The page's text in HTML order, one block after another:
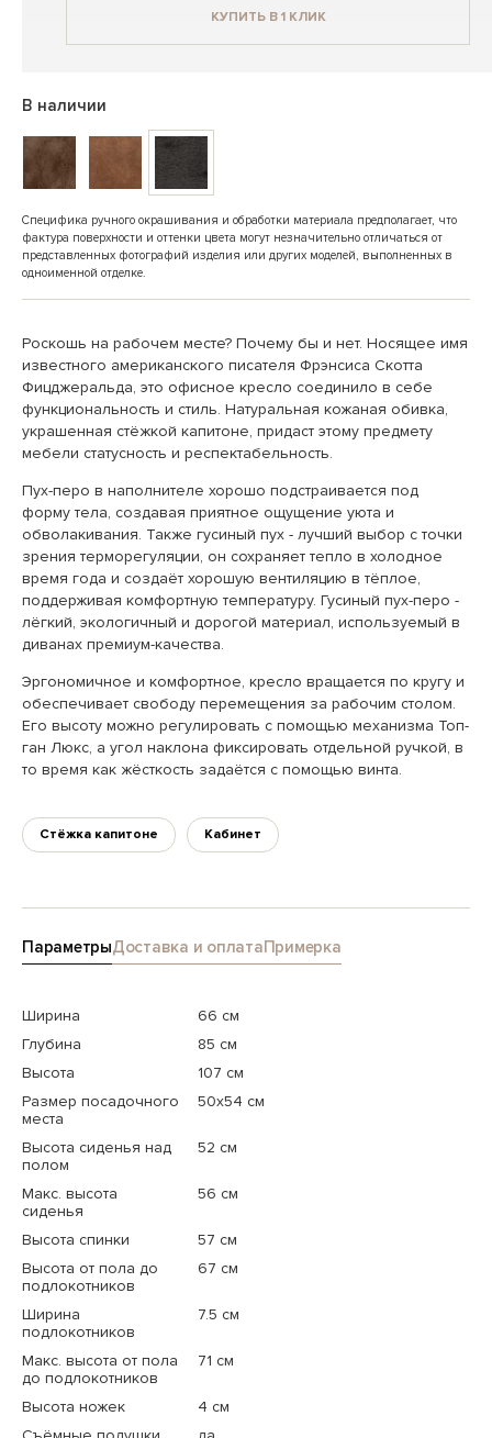
КУПИТЬ В 1 КЛИК
В наличии
Специфика ручного окрашивания и обработки материала предполагает, что
фактура поверхности и оттенки цвета могут незначительно отличаться от
представленных фотографий изделия или других моделей, выполненных в
одноименной отделке.
Роскошь на рабочем месте? Почему бы и нет. Носящее имя
известного американского писателя Фрэнсиса Скотта
Фицджеральда, это офисное кресло соединило в себе
функциональность и стиль. Натуральная кожаная обивка,
украшенная стёжкой капитоне, придаст этому предмету
мебели статусность и респектабельность.
Пух-перо в наполнителе хорошо подстраивается под
форму тела, создавая приятное ощущение уюта и
обволакивания. Также гусиный пух - лучший выбор с точки
зрения терморегуляции, он сохраняет тепло в холодное
время года и создаёт хорошую вентиляцию в тёплое,
поддерживая комфортную температуру. Гусиный пух-перо -
лёгкий, экологичный и дорогой материал, используемый в
диванах премиум-качества.
Эргономичное и комфортное, кресло вращается по кругу и
обеспечивает свободу перемещения за рабочим столом.
Его высоту можно регулировать с помощью механизма Топ-
ган Люкс, а угол наклона фиксировать отдельной ручкой, в
то время как жёсткость задаётся с помощью винта.
Стёжка капитоне Кабинет
ПараметрыДоставка и оплатаПримерка
Ширина
66 см
Глубина
85 см
Высота
107 см
Размер посадочного
места
50x54 см
Высота сиденья над
полом
52 см
Макс. высота
сиденья
56 см
Высота спинки
57 см
Высота от пола до
подлокотников
67 см
Ширина
подлокотников
7.5 см
Макс. высота от пола
до подлокотников
71 см
Высота ножек
4 см